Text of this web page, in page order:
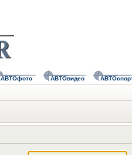
АВТОфото АВТОвидео